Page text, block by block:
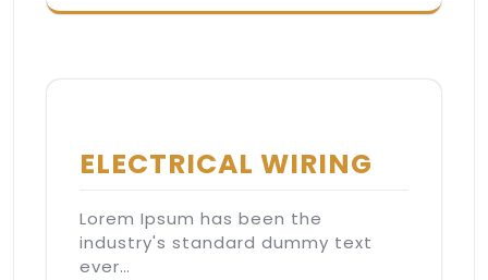
ELECTRICAL WIRING
Lorem Ipsum has been the
industry's standard dummy text
ever…